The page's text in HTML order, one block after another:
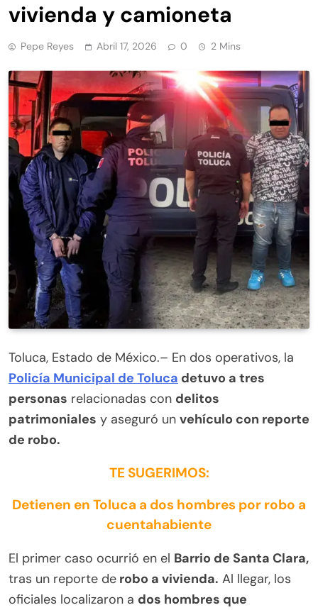
vivienda y camioneta
Pepe Reyes Abril 17, 2026 0 2 Mins
Toluca, Estado de México.– En dos operativos, la
Policía Municipal de Toluca detuvo a tres
personas relacionadas con delitos
patrimoniales y aseguró un vehículo con reporte
de robo.
TE SUGERIMOS:
Detienen en Toluca a dos hombres por robo a
cuentahabiente
El primer caso ocurrió en el Barrio de Santa Clara,
tras un reporte de robo a vivienda. Al llegar, los
oficiales localizaron a dos hombres que